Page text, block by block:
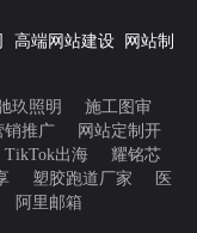
高端网站建设 网站制
玖照明
施工图审
销推广
网站定制开
TikTok出海
耀铭芯
塑胶跑道厂家
医
阿里邮箱